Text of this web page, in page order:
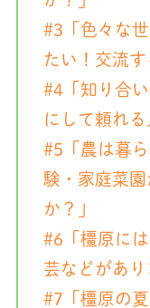
#3「色々な
たい！交流す
#4「知り合
にして頼れる
#5「農は暮
験・家庭菜
か？」
#6「橿原に
芸などがあり
#7「橿原の